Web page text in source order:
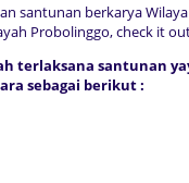
santunan berkarya
Probolinggo, check it
terlaksana santunan
sebagai berikut :